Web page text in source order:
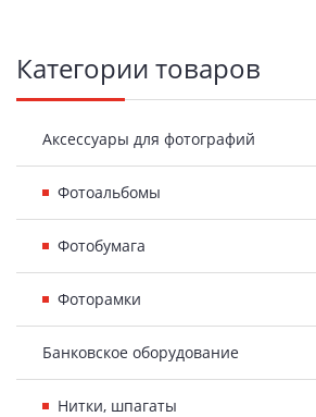
Боковая
панель
Категории товаров
Аксессуары для фотографий
Фотоальбомы
Фотобумага
Фоторамки
Банковское оборудование
Нитки, шпагаты